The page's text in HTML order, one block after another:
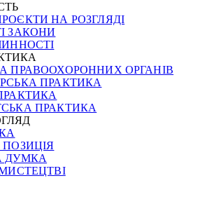
НА РОЗГЛЯДІ
ЗАКОНИ
ПРАВООХОРОННИХ ОРГАНІВ
ПРАКТИКА
ПРАКТИКА
ДУМКА